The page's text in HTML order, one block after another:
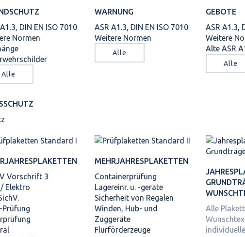
DIN EN ISO 7010
Normen
Alle
WARNUNG
ASR A1.3, DIN EN ISO 7010
Weitere Normen
Alle
GEBOTE
ASR A1.3,
Weitere
Alte ASR
Alle
Vorschrift 3
Elektro
Prüfung
MEHRJAHRES­PLAKETTEN
Containerprüfung
Lagereinr. u. -geräte
Sicherheit von Regalen
Winden, Hub- und
Zuggeräte
Flurförderzeuge
Alle